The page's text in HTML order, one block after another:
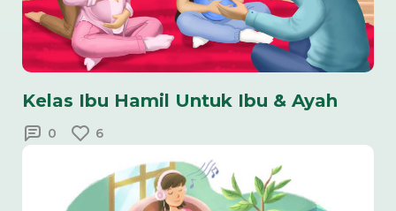
Kelas Ibu Hamil Untuk Ibu & Ayah
0 6